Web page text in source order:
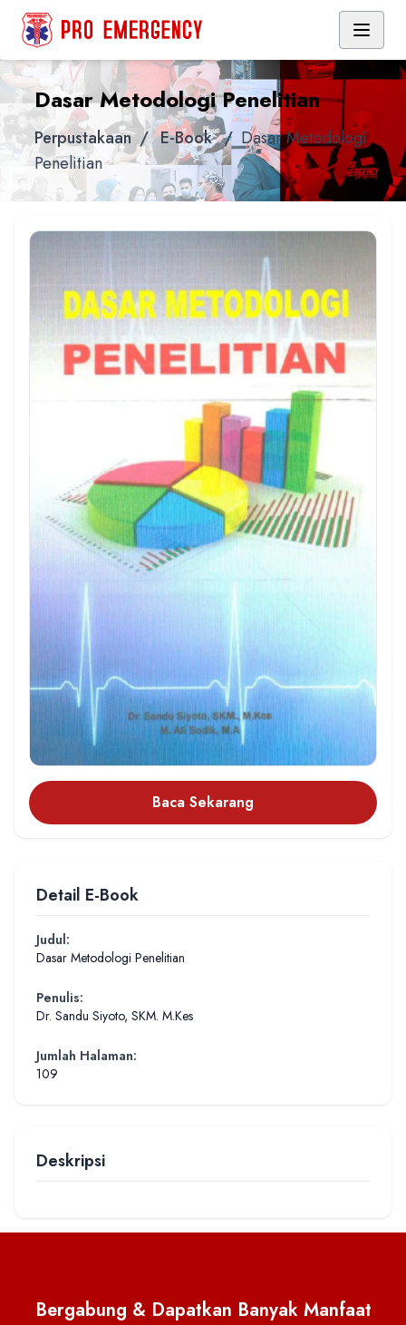
Dasar Metodologi Penelitian
Perpustakaan / E-Book / Dasar Metodologi
Penelitian
Baca Sekarang
Detail E-Book
Judul:
Dasar Metodologi Penelitian
Penulis:
Dr. Sandu Siyoto, SKM. M.Kes
Jumlah Halaman:
109
Deskripsi
Bergabung & Dapatkan Banyak Manfaat